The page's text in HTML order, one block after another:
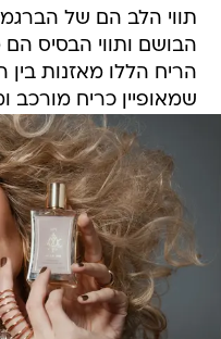
תווי הלב הם של
הבושם ותווי הבסיס
הריח הללו מאזנות בין
שמאופיין כריח מורכב